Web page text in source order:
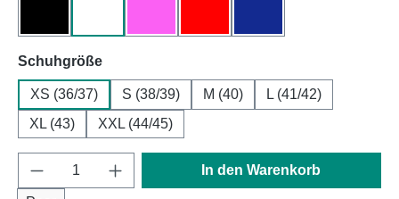
Schuhgrößeauswählen
XS (36/37) S (38/39) M (40)
L (41/42)
XL (43)
XXL (44/45)
Produkt Anzahl: Gib den gewünschten
In den Warenkorb